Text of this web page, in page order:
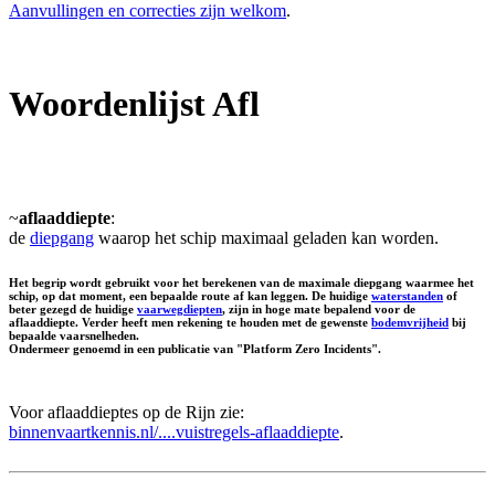
Aanvullingen en correcties zijn welkom.
Woordenlijst Afl
~aflaaddiepte:
de diepgang waarop het schip maximaal geladen kan worden.
Het begrip wordt gebruikt voor het berekenen van de maximale diepgang waarmee het
schip, op dat moment, een bepaalde route af kan leggen. De huidige waterstanden of
beter gezegd de huidige vaarwegdiepten, zijn in hoge mate bepalend voor de
aflaaddiepte. Verder heeft men rekening te houden met de gewenste bodemvrijheid bij
bepaalde vaarsnelheden.
Ondermeer genoemd in een publicatie van "Platform Zero Incidents".
Voor aflaaddieptes op de Rijn zie:
binnenvaartkennis.nl/....vuistregels-aflaaddiepte.